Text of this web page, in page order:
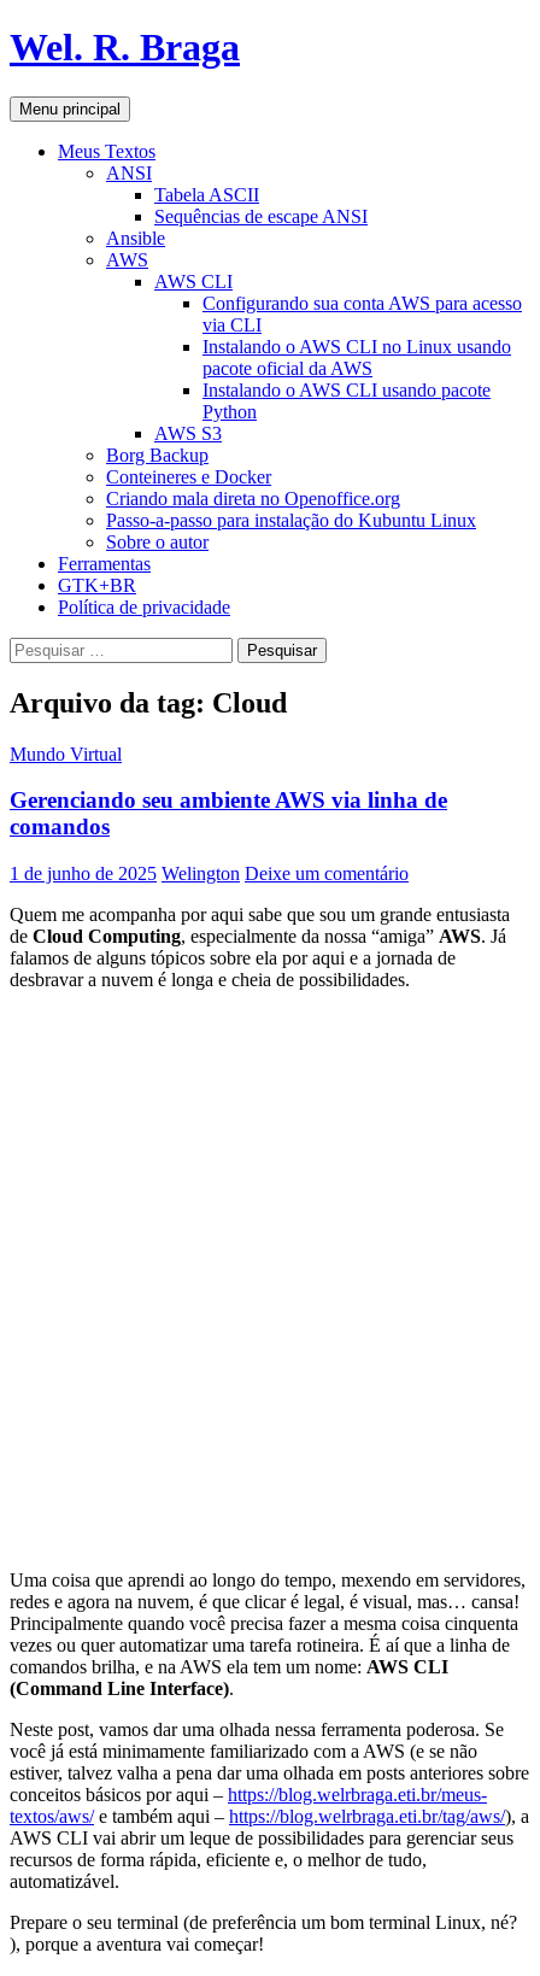
Pular
para
conteúdo
Wel. R. Braga
Pesquisar
Menu principal
Meus Textos
ANSI
Tabela ASCII
Sequências de escape ANSI
Ansible
AWS
AWS CLI
Configurando sua conta AWS para acesso
via CLI
Instalando o AWS CLI no Linux usando
pacote oficial da AWS
Instalando o AWS CLI usando pacote
Python
AWS S3
Borg Backup
Conteineres e Docker
Criando mala direta no Openoffice.org
Passo-a-passo para instalação do Kubuntu Linux
Sobre o autor
Ferramentas
GTK+BR
Política de privacidade
Pesquisar
por:
Arquivo da tag: Cloud
Mundo Virtual
Gerenciando seu ambiente AWS via linha de
comandos
1 de junho de 2025 Welington Deixe um comentário
Quem me acompanha por aqui sabe que sou um grande entusiasta
de Cloud Computing, especialmente da nossa “amiga” AWS. Já
falamos de alguns tópicos sobre ela por aqui e a jornada de
desbravar a nuvem é longa e cheia de possibilidades.
Uma coisa que aprendi ao longo do tempo, mexendo em servidores,
redes e agora na nuvem, é que clicar é legal, é visual, mas… cansa!
Principalmente quando você precisa fazer a mesma coisa cinquenta
vezes ou quer automatizar uma tarefa rotineira. É aí que a linha de
comandos brilha, e na AWS ela tem um nome: AWS CLI
(Command Line Interface).
Neste post, vamos dar uma olhada nessa ferramenta poderosa. Se
você já está minimamente familiarizado com a AWS (e se não
estiver, talvez valha a pena dar uma olhada em posts anteriores sobre
conceitos básicos por aqui – https://blog.welrbraga.eti.br/meus-
textos/aws/e também aqui – https://blog.welrbraga.eti.br/tag/aws/), a
AWS CLI vai abrir um leque de possibilidades para gerenciar seus
recursos de forma rápida, eficiente e, o melhor de tudo,
automatizável.
Prepare o seu terminal (de preferência um bom terminal Linux, né?
), porque a aventura vai começar!